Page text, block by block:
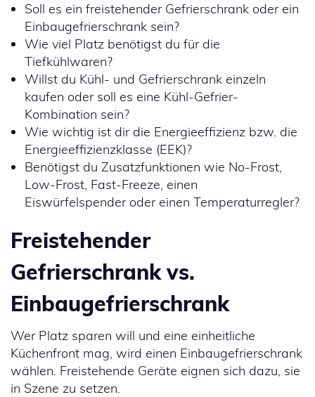
Soll es ein freistehender Gefrierschrank oder ein
Einbaugefrierschrank sein?
Wie viel Platz benötigst du für die
Tiefkühlwaren?
Willst du Kühl- und Gefrierschrank einzeln
kaufen oder soll es eine Kühl-Gefrier-
Kombination sein?
Wie wichtig ist dir die Energieeffizienz bzw. die
Energieeffizienzklasse (EEK)?
Benötigst du Zusatzfunktionen wie No-Frost,
Low-Frost, Fast-Freeze, einen
Eiswürfelspender oder einen Temperaturregler?
Freistehender
Gefrierschrank vs.
Einbaugefrierschrank
Wer Platz sparen will und eine einheitliche
Küchenfront mag, wird einen Einbaugefrierschrank
wählen. Freistehende Geräte eignen sich dazu, sie
in Szene zu setzen.